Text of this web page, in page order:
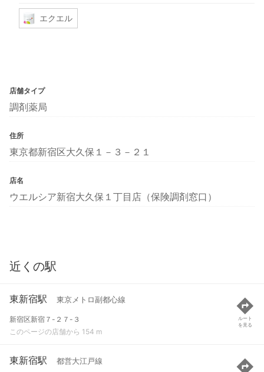
エクエル
店舗タイプ
調剤薬局
住所
東京都新宿区大久保１－３－２１
店名
ウエルシア新宿大久保１丁目店（保険調剤窓口）
近くの駅
東新宿駅 東京メトロ副都心線
新宿区新宿７-２７-３
このページの店舗から 154 m
ルート
を見る
東新宿駅 都営大江戸線